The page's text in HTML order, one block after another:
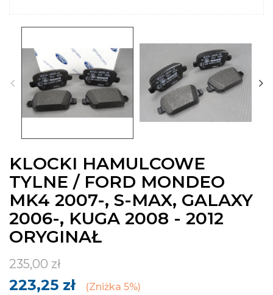
KLOCKI HAMULCOWE
TYLNE / FORD MONDEO
MK4 2007-, S-MAX, GALAXY
2006-, KUGA 2008 - 2012
ORYGINAŁ
235,00 zł
223,25 zł Zniżka 5%